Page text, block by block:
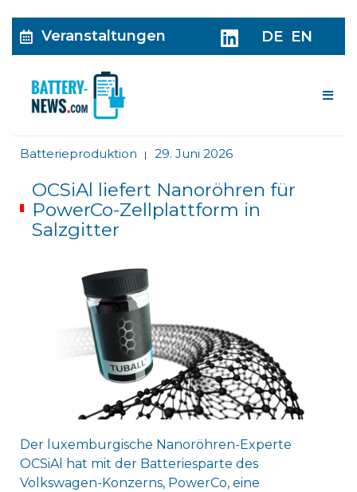
Veranstaltungen DE EN
Batterieproduktion | 29. Juni 2026
OCSiAl liefert Nanoröhren für
PowerCo-Zellplattform in
Salzgitter
Der luxemburgische Nanoröhren-Experte
OCSiAl hat mit der Batteriesparte des
Volkswagen-Konzerns, PowerCo, eine